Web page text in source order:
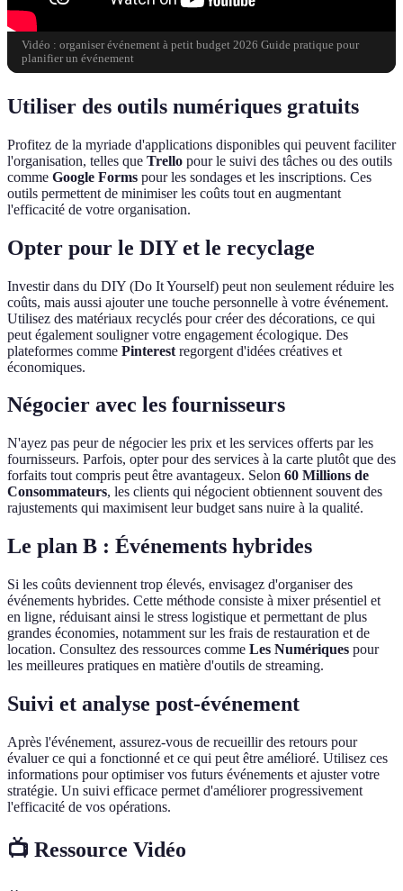
Vidéo : organiser événement à petit budget 2026 Guide pratique pour
planifier un événement
Utiliser des outils numériques gratuits
Profitez de la myriade d'applications disponibles qui peuvent faciliter
l'organisation, telles que Trello pour le suivi des tâches ou des outils
comme Google Forms pour les sondages et les inscriptions. Ces
outils permettent de minimiser les coûts tout en augmentant
l'efficacité de votre organisation.
Opter pour le DIY et le recyclage
Investir dans du DIY (Do It Yourself) peut non seulement réduire les
coûts, mais aussi ajouter une touche personnelle à votre événement.
Utilisez des matériaux recyclés pour créer des décorations, ce qui
peut également souligner votre engagement écologique. Des
plateformes comme Pinterest regorgent d'idées créatives et
économiques.
Négocier avec les fournisseurs
N'ayez pas peur de négocier les prix et les services offerts par les
fournisseurs. Parfois, opter pour des services à la carte plutôt que des
forfaits tout compris peut être avantageux. Selon 60 Millions de
Consommateurs, les clients qui négocient obtiennent souvent des
rajustements qui maximisent leur budget sans nuire à la qualité.
Le plan B : Événements hybrides
Si les coûts deviennent trop élevés, envisagez d'organiser des
événements hybrides. Cette méthode consiste à mixer présentiel et
en ligne, réduisant ainsi le stress logistique et permettant de plus
grandes économies, notamment sur les frais de restauration et de
location. Consultez des ressources comme Les Numériques pour
les meilleures pratiques en matière d'outils de streaming.
Suivi et analyse post-événement
Après l'événement, assurez-vous de recueillir des retours pour
évaluer ce qui a fonctionné et ce qui peut être amélioré. Utilisez ces
informations pour optimiser vos futurs événements et ajuster votre
stratégie. Un suivi efficace permet d'améliorer progressivement
l'efficacité de vos opérations.
📺 Ressource Vidéo